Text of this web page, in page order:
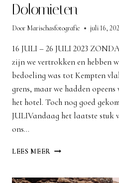
Dolomieten
Door Marischasfotografie juli 16,
16 JULI – 26 JULI 2023
zijn we vertrokken en hebben
bedoeling was tot Kempten
grens, maar we hadden
het hotel. Toch nog goed
JULIVandaag het laatste stuk
ons…
LEES MEER DOLOMIETEN